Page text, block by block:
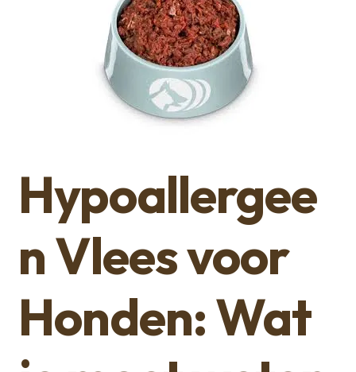
Hypoallergee
n Vlees voor
Honden: Wat